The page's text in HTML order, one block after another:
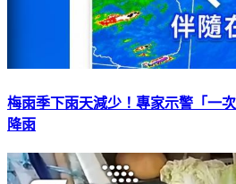
梅雨季下雨天減少！專家示警「一
降雨